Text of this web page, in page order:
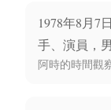
1978年8月7
手、演員，
阿時的時間觀